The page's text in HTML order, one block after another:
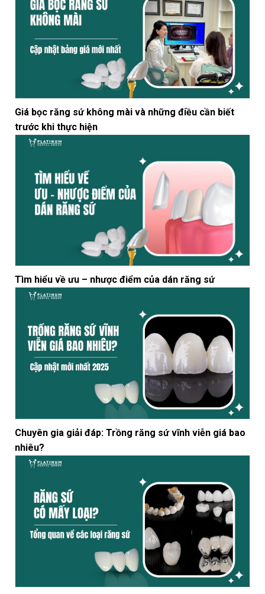
Giá bọc răng sứ không mài và những điều cần biết
trước khi thực hiện
Tìm hiểu về ưu – nhược điểm của dán răng sứ
Chuyên gia giải đáp: Trồng răng sứ vĩnh viễn giá bao
nhiêu?